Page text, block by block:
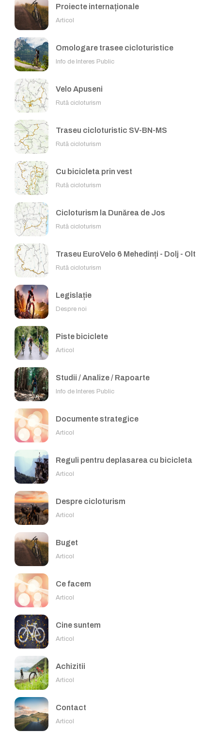
Proiecte internaționale
Articol
Omologare trasee cicloturistice
Info de Interes Public
Velo Apuseni
Rută cicloturism
Traseu cicloturistic SV-BN-MS
Rută cicloturism
Cu bicicleta prin vest
Rută cicloturism
Cicloturism la Dunărea de Jos
Rută cicloturism
Traseu EuroVelo 6 Mehedinți - Dolj - Olt
Rută cicloturism
Legislație
Despre noi
Piste biciclete
Articol
Studii / Analize / Rapoarte
Info de Interes Public
Documente strategice
Articol
Reguli pentru deplasarea cu bicicleta
Articol
Despre cicloturism
Articol
Buget
Articol
Ce facem
Articol
Cine suntem
Articol
Achizitii
Articol
Contact
Articol